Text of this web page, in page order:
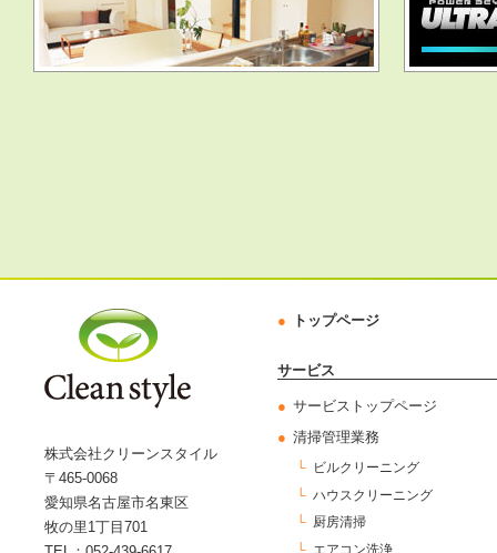
株式会社クリーンスタイル
〒465-0068
愛知県名古屋市名東区
牧の里1丁目701
トップページ
サービス
サービストップページ
清掃管理業務
ビルクリーニング
ハウスクリーニング
厨房清掃
エアコン洗浄